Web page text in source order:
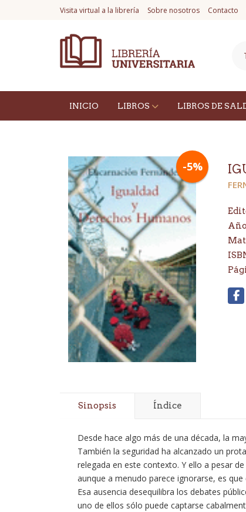
Visita virtual a la librería Sobre nosotros Contacto
INICIO LIBROS LIBROS DE
-5%
Sinopsis Índice
Desde hace algo más de una década, la
También la seguridad ha alcanzado un
relegada en este contexto. Y ello a pesar
aunque a menudo parece ignorarse, es
Esa ausencia desequilibra los debates
uno de ellos sólo puede captarse